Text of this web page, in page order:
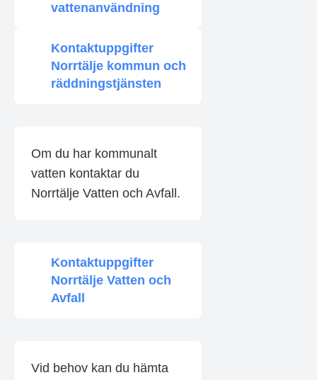
vattenanvändning
Kontaktuppgifter
Norrtälje kommun och
räddningstjänsten
Om du har kommunalt
vatten kontaktar du
Norrtälje Vatten och Avfall.
Kontaktuppgifter
Norrtälje Vatten och
Avfall
Vid behov kan du hämta